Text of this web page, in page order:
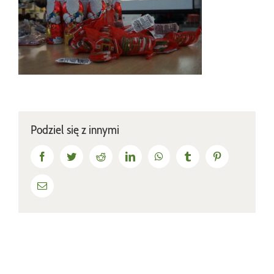
Podziel się z innymi
FacebookTwitterReddit LinkedIn WhatsAppTumblr
Email